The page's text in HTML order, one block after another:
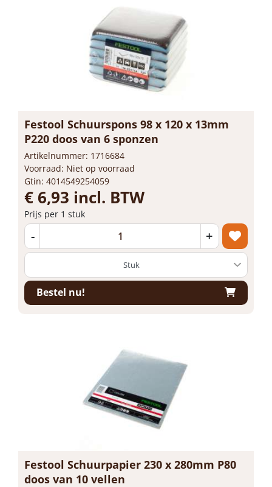
Festool Schuurspons 98 x 120 x 13mm
P220 doos van 6 sponzen
Artikelnummer: 1716684
Voorraad: Niet op voorraad
Gtin: 4014549254059
€ 6,93 incl. BTW
Prijs per 1 stuk
- +
Bestel nu!
Festool Schuurpapier 230 x 280mm P80
doos van 10 vellen